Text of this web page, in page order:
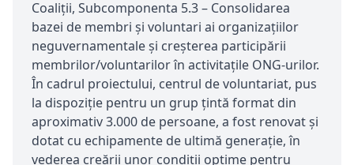
Coaliţii, Subcomponenta 5.3 – Consolidarea
bazei de membri şi voluntari ai organizaţiilor
neguvernamentale şi creşterea participării
membrilor/voluntarilor în activitaţile ONG-urilor.
În cadrul proiectului, centrul de voluntariat, pus
la dispoziție pentru un grup țintă format din
aproximativ 3.000 de persoane, a fost renovat și
dotat cu echipamente de ultimă generație, în
vederea creării unor condiții optime pentru